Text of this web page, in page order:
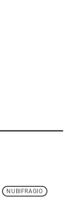
NUBIFRAGIO